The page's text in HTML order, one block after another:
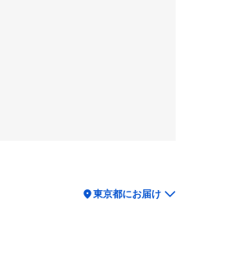
location_on東京都にお届け